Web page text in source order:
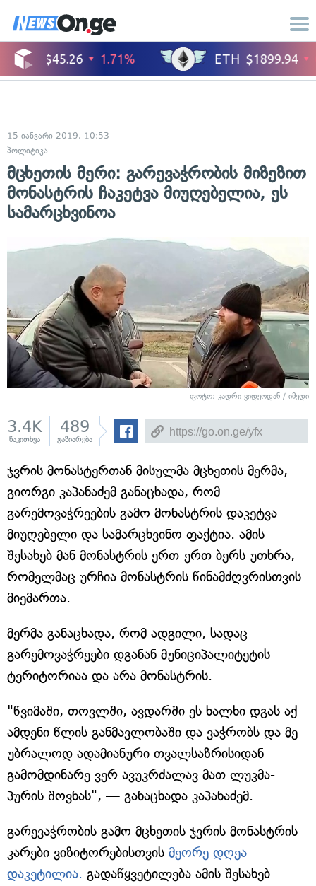
15 იანვარი 2019, 10:53
პოლიტიკა
მცხეთის მერი: გარევაჭრობის მიზეზით
მონასტრის ჩაკეტვა მიუღებელია, ეს
სამარცხვინოა
ფოტო: კადრი ვიდეოდან / იმედი
3.4K
წაკითხვა
489
გაზიარება
ჯვრის მონასტერთან მისულმა მცხეთის მერმა,
გიორგი კაპანაძემ განაცხადა, რომ
გარემოვაჭრეების გამო მონასტრის დაკეტვა
მიუღებელი და სამარცხვინო ფაქტია. ამის
შესახებ მან მონასტრის ერთ-ერთ ბერს უთხრა,
რომელმაც ურჩია მონასტრის წინამძღვრისთვის
მიემართა.
მერმა განაცხადა, რომ ადგილი, სადაც
გარემოვაჭრეები დგანან მუნიციპალიტეტის
ტერიტორიაა და არა მონასტრის.
"წვიმაში, თოვლში, ავდარში ეს ხალხი დგას აქ
ამდენი წლის განმავლობაში და ვაჭრობს და მე
უბრალოდ ადამიანური თვალსაზრისიდან
გამომდინარე ვერ ავუკრძალავ მათ ლუკმა-
პურის შოვნას", — განაცხადა კაპანაძემ.
გარევაჭრობის გამო მცხეთის ჯვრის მონასტრის
კარები ვიზიტორებისთვის მეორე დღეა
დაკეტილია. გადაწყვეტილება ამის შესახებ